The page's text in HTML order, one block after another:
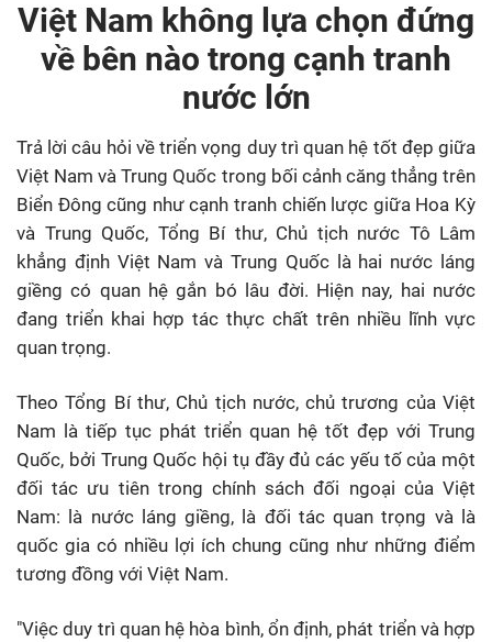
Việt Nam không lựa chọn đứng
về bên nào trong cạnh tranh
nước lớn
Trả lời câu hỏi về triển vọng duy trì quan hệ tốt đẹp giữa
Việt Nam và Trung Quốc trong bối cảnh căng thẳng trên
Biển Đông cũng như cạnh tranh chiến lược giữa Hoa Kỳ
và Trung Quốc, Tổng Bí thư, Chủ tịch nước Tô Lâm
khẳng định Việt Nam và Trung Quốc là hai nước láng
giềng có quan hệ gắn bó lâu đời. Hiện nay, hai nước
đang triển khai hợp tác thực chất trên nhiều lĩnh vực
quan trọng.
Theo Tổng Bí thư, Chủ tịch nước, chủ trương của Việt
Nam là tiếp tục phát triển quan hệ tốt đẹp với Trung
Quốc, bởi Trung Quốc hội tụ đầy đủ các yếu tố của một
đối tác ưu tiên trong chính sách đối ngoại của Việt
Nam: là nước láng giềng, là đối tác quan trọng và là
quốc gia có nhiều lợi ích chung cũng như những điểm
tương đồng với Việt Nam.
"Việc duy trì quan hệ hòa bình, ổn định, phát triển và hợp